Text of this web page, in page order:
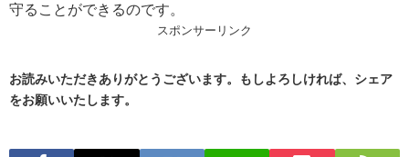
守ることができるのです。
スポンサーリンク
お読みいただきありがとうございます。もしよろしければ、シェア
をお願いいたします。